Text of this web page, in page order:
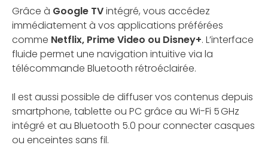
Grâce à Google TVintégré, vous accédez
immédiatement à vos applications préférées
comme Netflix, Prime Video ou Disney+. L’interface
fluide permet une navigation intuitive via la
télécommande Bluetooth rétroéclairée.
Il est aussi possible de diffuser vos contenus depuis
smartphone, tablette ou PC grâce au Wi-Fi 5 GHz
intégré et au Bluetooth 5.0 pour connecter casques
ou enceintes sans fil.